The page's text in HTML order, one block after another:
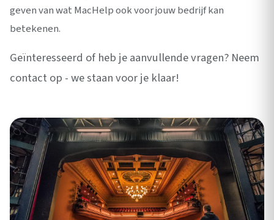
geven van wat MacHelp ook voor jouw bedrijf kan
betekenen.
Geïnteresseerd of heb je aanvullende vragen? Neem
contact op - we staan voor je klaar!